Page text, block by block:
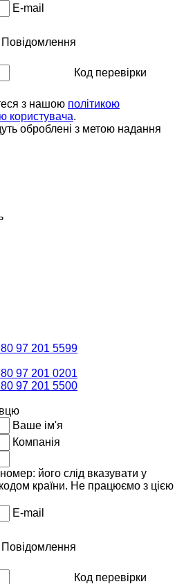
E-mail
Повідомлення
Код перевірки
з нашою політикою
користувача.
оброблені з метою надання
97 201 5599
97 201 0201
97 201 5500
Ваше ім'я
Компанія
його слід вказувати у
країни. Не працюємо з цією
E-mail
Повідомлення
Код перевірки